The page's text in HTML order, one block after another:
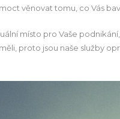
věnovat tomu, co Vás
místo pro Vaše
proto jsou naše služby